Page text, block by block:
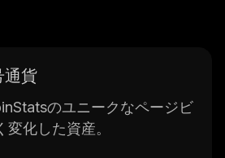
通貨
のユニークなページビ
変化した資産。